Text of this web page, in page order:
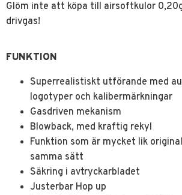
Glöm inte att köpa till airsoftkulor
drivgas!
FUNKTION
Superrealistiskt utförande med
logotyper och kalibermärkningar
Gasdriven mekanism
Blowback, med kraftig rekyl
Funktion som är mycket lik
samma sätt
Säkring i avtryckarbladet
Justerbar Hop up